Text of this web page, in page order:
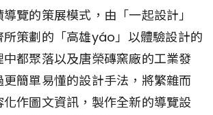
覽的策展模式，由「一起設計」
所策劃的「高雄yáo」以體驗設計的
都聚落以及唐榮磚窯廠的工業發
簡單易懂的設計手法，將繁雜而
作圖文資訊，製作全新的導覽設